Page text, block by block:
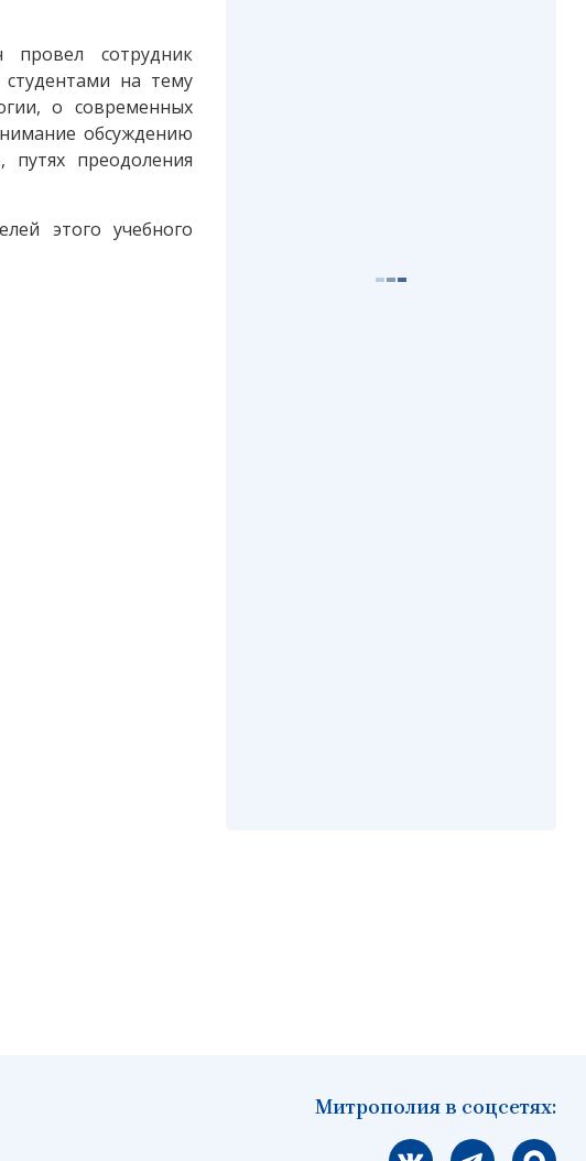
сотрудник
на тему
о современных
обсуждению
преодоления
этого учебного
Митрополия в соцсетях:
Мы вконтакте
Мы в telegram
Мы в